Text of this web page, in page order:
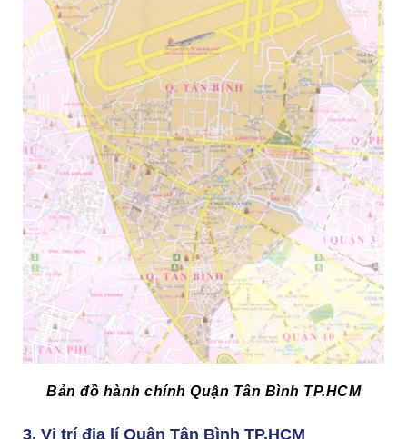
Bản đồ hành chính Quận Tân Bình TP.HCM
3. Vị trí địa lí Quận Tân Bình TP.HCM